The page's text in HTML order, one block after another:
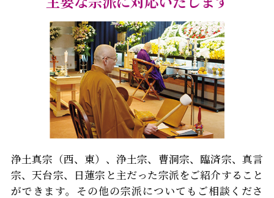
浄土真宗（西、東）、浄土宗、曹洞宗、臨済宗、真言
宗、天台宗、日蓮宗と主だった宗派をご紹介すること
ができます。その他の宗派についてもご相談くださ